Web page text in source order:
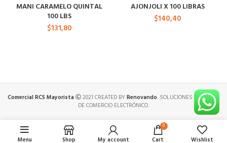
MANI CARAMELO QUINTAL
100 LBS
$131,80
AJONJOLI X 100 LIBRAS
$140,40
Comercial RCS Mayorista 2021 CREATED BYRenovando. SOLUCIONES PREMIUM
DE COMERCIO ELECTRÓNICO.
Menu Shop My account
0
Cart Wishlist